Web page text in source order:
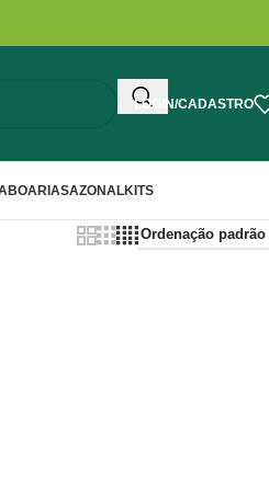
LOGIN/CADASTRO
SAZONALKITS